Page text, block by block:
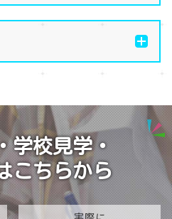
苦手克服！AI大学進学専攻の魅
らせ
ーション～仙台市博物館で「伊
挑戦しました⚔️✨～
TAGIRON（タギロン）」を行い
学校見学・
こちらから